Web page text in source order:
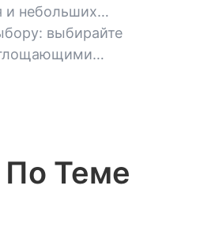
повышает
эффективнее
и небольших
бесшумная работа и
вид.
выбирайте
По Теме